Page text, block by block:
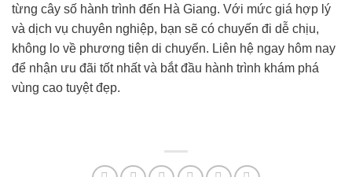
từng cây số hành trình đến Hà Giang. Với mức giá hợp lý
và dịch vụ chuyên nghiệp, bạn sẽ có chuyến đi dễ chịu,
không lo về phương tiện di chuyển. Liên hệ ngay hôm nay
để nhận ưu đãi tốt nhất và bắt đầu hành trình khám phá
vùng cao tuyệt đẹp.